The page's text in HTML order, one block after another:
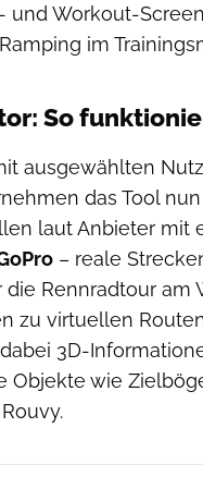
und Workout-
im
So
ausgewählten
das Tool nun
laut Anbieter mit
– reale
Rennradtour am
zu virtuellen
3D-
Objekte wie